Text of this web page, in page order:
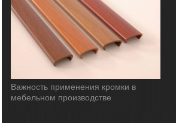
Важность применения кромки в
мебельном производстве